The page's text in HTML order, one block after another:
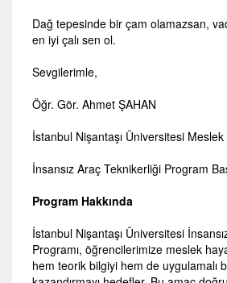
Dağ tepesinde bir çam olamazsan,
en iyi çalı sen ol.
Sevgilerimle,
Öğr. Gör. Ahmet ŞAHAN
İstanbul Nişantaşı Üniversitesi
İnsansız Araç Teknikerliği Program
Program Hakkında
İstanbul Nişantaşı Üniversitesi
Programı, öğrencilerimize meslek
hem teorik bilgiyi hem de uygulamalı